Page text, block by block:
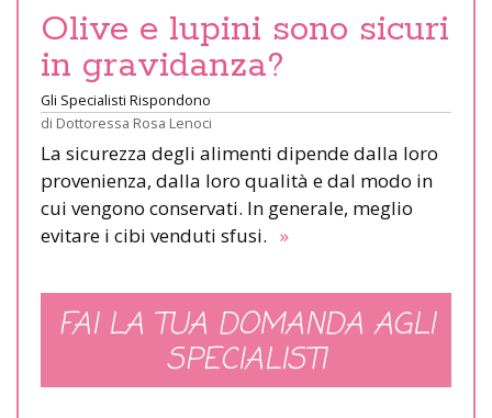
Olive e lupini sono sicuri
in gravidanza?
Gli Specialisti Rispondono
di Dottoressa Rosa Lenoci
La sicurezza degli alimenti dipende dalla loro
provenienza, dalla loro qualità e dal modo in
cui vengono conservati. In generale, meglio
evitare i cibi venduti sfusi. »
FAI LA TUA DOMANDA AGLI
SPECIALISTI